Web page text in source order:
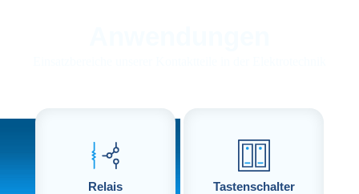
Relais Tastenschalter